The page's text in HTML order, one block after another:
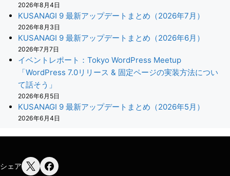
2026年8月4日
KUSANAGI 9 最新アップデートまとめ（2026年7月）
2026年8月3日
KUSANAGI 9 最新アップデートまとめ（2026年6月）
2026年7月7日
イベントレポート：Tokyo WordPress Meetup
「WordPress 7.0リリース & 固定ページの実装方法につい
て話そう」
2026年6月5日
KUSANAGI 9 最新アップデートまとめ（2026年5月）
2026年6月4日
シェア